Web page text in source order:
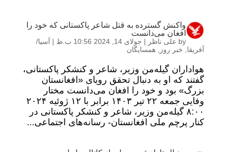
واکنش گسترده به قتل شاعر پاکستانی که خود را
افغان می‌دانست
by علی ناظر | جولای 14, 2024 10:56 ب.ظ | آسیا/
آفریقا
خبر روز همسایگان
هواداران گیله‌من وزیر، شاعر و کنشکر پاکستانی،
گفتند که او به دنبال تحقق رویای «افغانستان
بزرگ» بود و خود را افغان می‌دانست مختار
وفایی جمعه ۲۲ تیر ۱۴۰۳ برابر با ۱۲ ژوئیه ۲۰۲۴
۸:۰۰ گیله‌من وزیر، شاعر و کنشکر پاکستانی در
کنار پرچم ملی افغانستان- رسانه‌های اجتماعی...